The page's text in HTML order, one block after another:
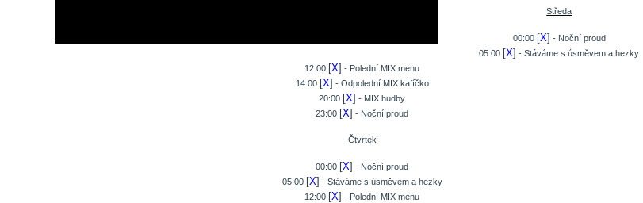
Středa
00:00 [X] - Noční proud
05:00 [X] - Stáváme s úsměvem a hezky
12:00 [X] - Polední MIX menu
14:00 [X] - Odpolední MIX kafíčko
20:00 [X] - MIX hudby
23:00 [X] - Noční proud
Čtvrtek
00:00 [X] - Noční proud
05:00 [X] - Stáváme s úsměvem a hezky
12:00 [X] - Polední MIX menu